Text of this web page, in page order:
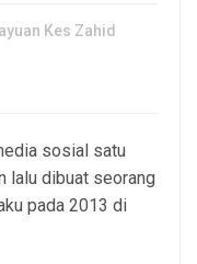
Kes Zahid
sosial satu
lalu dibuat seorang
pada 2013 di